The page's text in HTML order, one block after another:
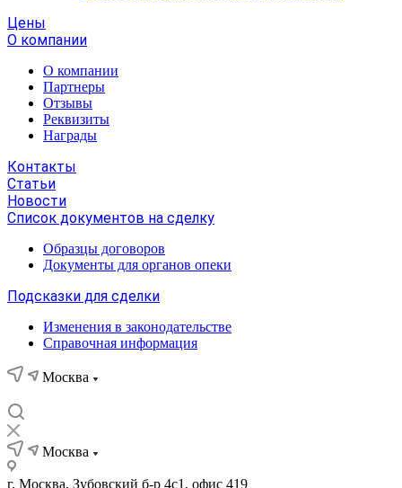
Цены
О компании
О компании
Партнеры
Отзывы
Реквизиты
Награды
Контакты
Статьи
Новости
Список документов на сделку
Образцы договоров
Документы для органов опеки
Подсказки для сделки
Изменения в законодательстве
Справочная информация
Москва
Москва
г. Москва, Зубовский б-р 4с1, офис 419